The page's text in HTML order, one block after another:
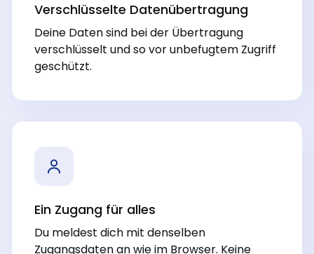
Verschlüsselte Datenübertragung
Deine Daten sind bei der Übertragung
verschlüsselt und so vor unbefugtem Zugriff
geschützt.
Ein Zugang für alles
Du meldest dich mit denselben
Zugangsdaten an wie im Browser. Keine